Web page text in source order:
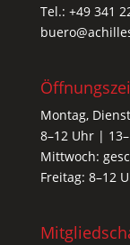
Tel.: +49 341
Montag,
8–12 Uhr |
Mittwoch:
Freitag: 8–12